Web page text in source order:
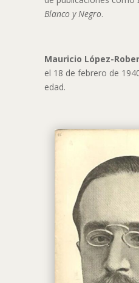
Blanco y Negro.
Mauricio López-
el 18 de febrero de
edad.